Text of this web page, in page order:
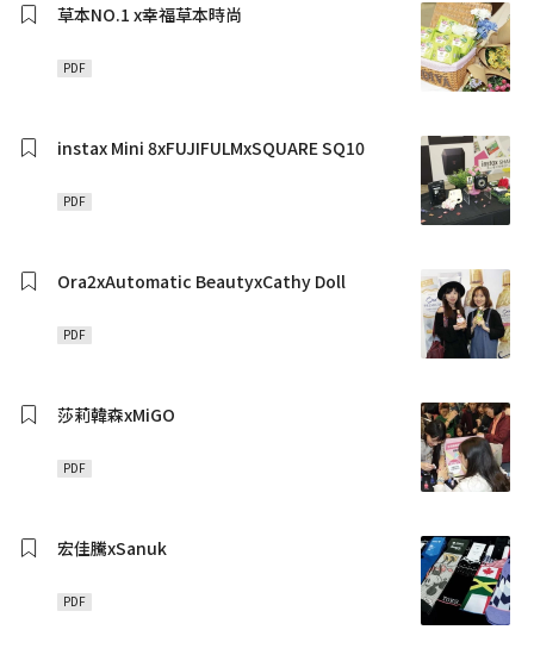
草本NO.1 x幸福草本時尚
PDF
instax Mini 8xFUJIFULMxSQUARE SQ10
PDF
Ora2xAutomatic BeautyxCathy Doll
PDF
莎莉韓森xMiGO
PDF
宏佳騰xSanuk
PDF